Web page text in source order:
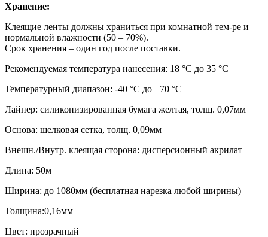
Хранение:
Клеящие ленты должны храниться при комнатной тем-ре и
нормальной влажности (50 – 70%).
Срок хранения – один год после поставки.
Рекомендуемая температура нанесения: 18 °C до 35 °C
Температурный диапазон: -40 °C до +70 °C
Лайнер: силиконизированная бумага желтая, толщ. 0,07мм
Основа: шелковая сетка, толщ. 0,09мм
Внешн./Внутр. клеящая сторона: дисперсионный акрилат
Длина: 50м
Ширина: до 1080мм (бесплатная нарезка любой ширины)
Толщина:0,16мм
Цвет: прозрачный